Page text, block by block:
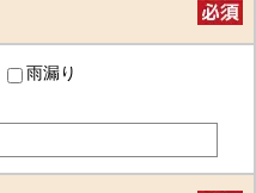
雨漏り